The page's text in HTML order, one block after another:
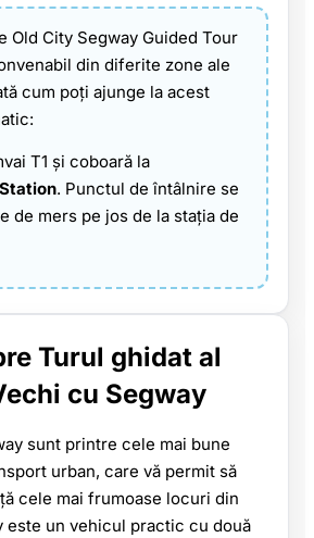
Old City Segway Guided Tour
din diferite zone ale
cum poți ajunge la acest
T1 și coboară la
. Punctul de întâlnire se
de mers pe jos de la stația de
Turul ghidat al
cu Segway
sunt printre cele mai bune
urban, care vă permit să
cele mai frumoase locuri din
este un vehicul practic cu două